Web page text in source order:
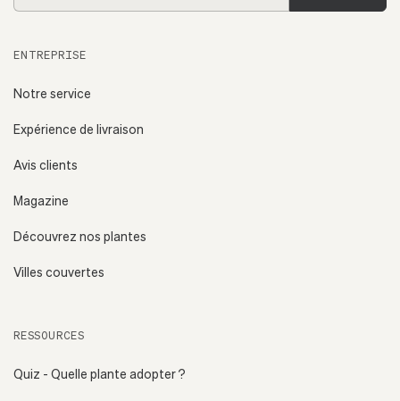
email
ENTREPRISE
Notre service
Expérience de livraison
Avis clients
Magazine
Découvrez nos plantes
Villes couvertes
RESSOURCES
Quiz - Quelle plante adopter ?